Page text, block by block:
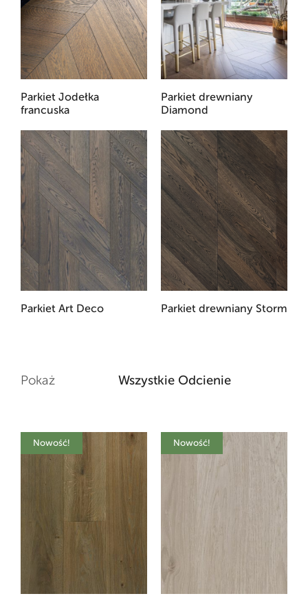
Parkiet Jodełka
francuska
Parkiet drewniany
Diamond
Parkiet Art Deco Parkiet drewniany Storm
Pokaż Wszystkie Odcienie
Nowość! Nowość!